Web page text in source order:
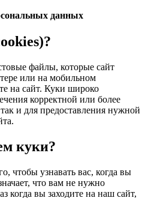
данных
файлы, которые сайт
или на мобильном
на сайт. Куки широко
корректной или более
и для предоставления нужной
куки?
чтобы узнавать вас, когда вы
что вам не нужно
когда вы заходите на наш сайт,